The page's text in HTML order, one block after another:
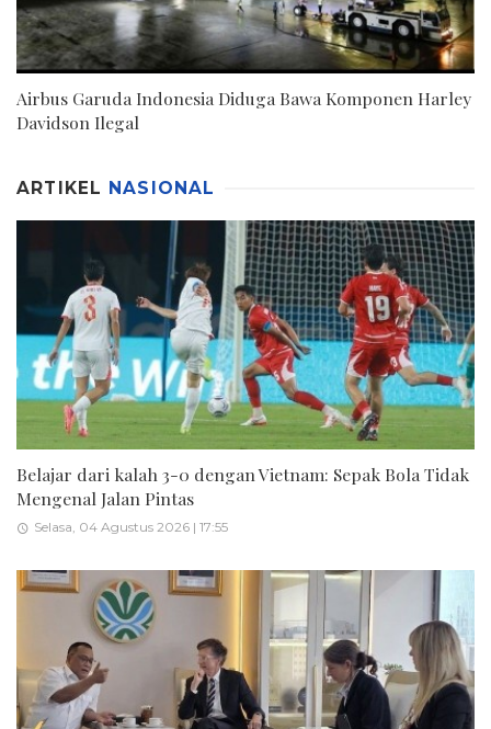
Airbus Garuda Indonesia Diduga Bawa Komponen Harley
Davidson Ilegal
ARTIKEL NASIONAL
Belajar dari kalah 3-0 dengan Vietnam: Sepak Bola Tidak
Mengenal Jalan Pintas
Selasa, 04 Agustus 2026 | 17:55